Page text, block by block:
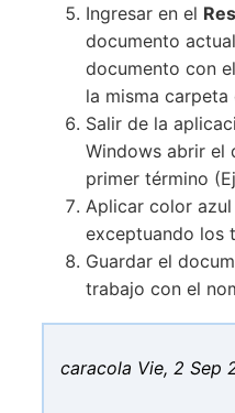
Ingresar en el
documento
documento con
la misma carpeta
Salir de la
Windows abrir el
primer término
Aplicar color
exceptuando los
Guardar el
trabajo con el
caracola Vie, 2 Sep